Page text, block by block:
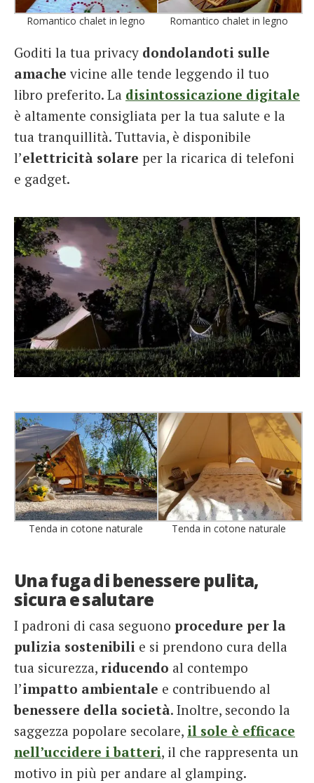
Romantico chalet in legno Romantico chalet in legno
Goditi la tua privacy dondolandoti sulle
amache vicine alle tende leggendo il tuo
libro preferito. La disintossicazione digitale
è altamente consigliata per la tua salute e la
tua tranquillità. Tuttavia, è disponibile
l’elettricità solare per la ricarica di telefoni
e gadget.
Tenda in cotone naturale Tenda in cotone naturale
Una fuga di benessere pulita,
sicura e salutare
I padroni di casa seguono procedure per la
pulizia sostenibili e si prendono cura della
tua sicurezza, riducendo al contempo
l’impatto ambientale e contribuendo al
benessere della società. Inoltre, secondo la
saggezza popolare secolare, il sole è efficace
nell’uccidere i batteri, il che rappresenta un
motivo in più per andare al glamping.